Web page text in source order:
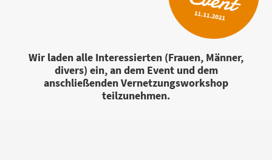
Wir laden alle Interessierten (Frauen, Männer,
divers) ein, an dem Event und dem
anschließenden Vernetzungsworkshop
teilzunehmen.